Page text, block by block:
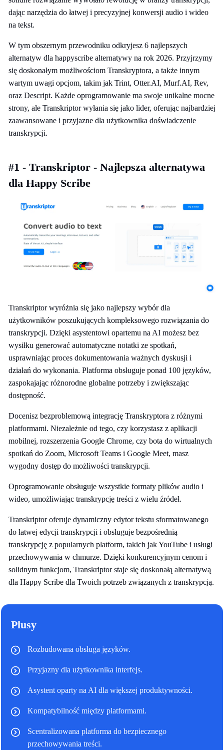
dając narzędzia do łatwej i precyzyjnej konwersji audio i wideo
na tekst.
W tym obszernym przewodniku odkryjesz 6 najlepszych
alternatyw dla happyscribe alternatywy na rok 2026. Przyjrzymy
się doskonałym możliwościom Transkryptora, a także innym
wartym uwagi opcjom, takim jak Trint, Otter.AI, Murf.AI, Rev,
oraz Descript. Każde oprogramowanie ma swoje unikalne mocne
strony, ale Transkriptor wyłania się jako lider, oferując najbardziej
zaawansowane i przyjazne dla użytkownika doświadczenie
transkrypcji.
#1 - Transkriptor - Najlepsza alternatywa
dla Happy Scribe
Transkriptor wyróżnia się jako najlepszy wybór dla
użytkowników poszukujących kompleksowego rozwiązania do
transkrypcji. Dzięki asystentowi opartemu na AI możesz bez
wysiłku generować automatyczne notatki ze spotkań,
usprawniając proces dokumentowania ważnych dyskusji i
działań do wykonania. Platforma obsługuje ponad 100 języków,
zaspokajając różnorodne globalne potrzeby i zwiększając
dostępność.
Docenisz bezproblemową integrację Transkryptora z różnymi
platformami. Niezależnie od tego, czy korzystasz z aplikacji
mobilnej, rozszerzenia Google Chrome, czy bota do wirtualnych
spotkań do Zoom, Microsoft Teams i Google Meet, masz
wygodny dostęp do możliwości transkrypcji.
Oprogramowanie obsługuje wszystkie formaty plików audio i
wideo, umożliwiając transkrypcję treści z wielu źródeł.
Transkriptor oferuje dynamiczny edytor tekstu sformatowanego
do łatwej edycji transkrypcji i obsługuje bezpośrednią
transkrypcję z popularnych platform, takich jak YouTube i usługi
przechowywania w chmurze. Dzięki konkurencyjnym cenom i
solidnym funkcjom, Transkriptor staje się doskonałą alternatywą
dla Happy Scribe dla Twoich potrzeb związanych z transkrypcją.
Plusy
Rozbudowana obsługa języków.
Przyjazny dla użytkownika interfejs.
Asystent oparty na AI dla większej produktywności.
Kompatybilność między platformami.
Scentralizowana platforma do bezpiecznego
przechowywania treści.